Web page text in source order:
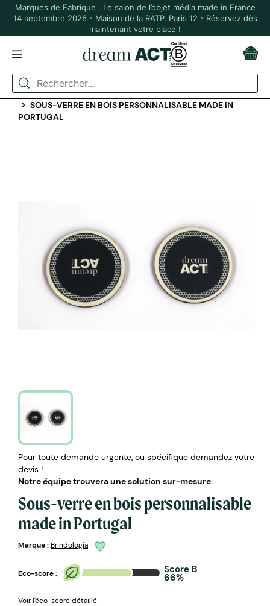
Marques de Fabrique : Le salon de l’objet média made in France
14 septembre 2026 - Maison de la RATP, Paris 12 - Réservez dès
maintenant votre place !
ACCUEIL
MAISON & PLANTES
ART DE LA TABLE ET CUISINE
SOUS-VERRE EN BOIS PERSONNALISABLE MADE IN
PORTUGAL
Pour toute demande urgente, ou spécifique demandez votre
devis !
Notre équipe trouvera une solution sur-mesure.
Sous-verre en bois personnalisable
made in Portugal
Marque :Brindologia
Eco-score : Score B
66%
Voir l'éco-score détaillé